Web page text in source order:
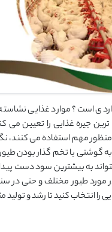
است؟ موارد غذایی
جیره غذایی را تعیین می
منظور مهم استفاده می
گوشتی یا تخم گذار بودن
به بیشترین سود دست
مورد طیور مختلف و حتی
انتخاب کنید تا رشد و تولید